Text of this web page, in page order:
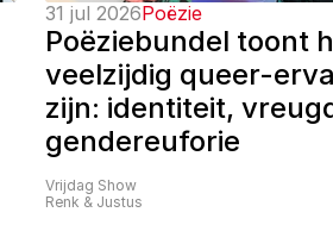
31 jul 2026Poëzie
Poëziebundel toont
veelzijdig queer-
zijn: identiteit,
gendereuforie
Vrijdag Show
Renk & Justus